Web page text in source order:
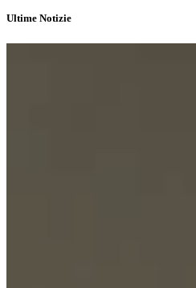
Ultime Notizie